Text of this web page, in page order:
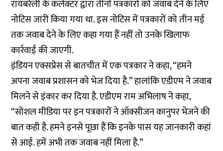
रायबरेली के कलेक्टर द्वारा तीनों पत्रकारों को जवाब देने के लिए
नोटिस जारी किया गया था. इस नोटिस में पत्रकारों को तीन मई
तक जवाब देने के लिए कहा गया हैं नहीं तो उनके खिलाफ
कार्रवाई की जाएगी.
इंडियन एक्सप्रेस से बातचीत में एक पत्रकार ने कहा, “हमने
अपना जवाब प्रशासन को भेज दिया है.” हालांकि एडीएम ने जवाब
मिलने से इंकार कर दिया है. एडीएम राम अभिलाष ने कहा,
“सोशल मीडिया पर इन पत्रकारों ने ऑक्सीजन कानुपर भेजने की
बात कही है. हमने इनसे पूछा हैं कि इनके पास यह जानकारी कहां
से आई. हमें अभी तक जवाब नहीं मिला है.”